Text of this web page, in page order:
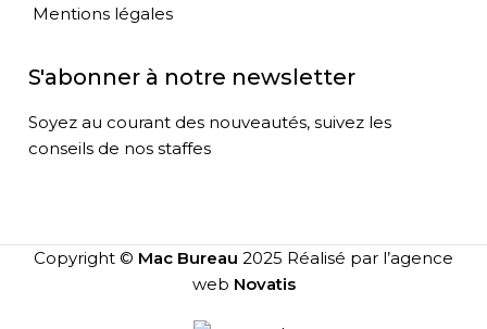
Mentions légales
S'abonner à notre newsletter
Soyez au courant des nouveautés, suivez les
conseils de nos staffes
Copyright © Mac Bureau 2025 Réalisé par l’agence
web Novatis